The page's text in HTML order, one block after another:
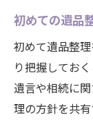
感情
遺品
遺品
遺品
初めての遺品
初めて遺品整
り把握してお
遺言や相続に
理の方針を共